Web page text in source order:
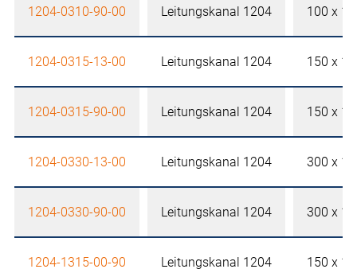
1204-0310-90-00 Leitungskanal 1204 100 x
1204-0315-13-00 Leitungskanal 1204 150 x
1204-0315-90-00 Leitungskanal 1204 150 x
1204-0330-13-00 Leitungskanal 1204 300 x
1204-0330-90-00 Leitungskanal 1204 300 x
1204-1315-00-90 Leitungskanal 1204 150 x